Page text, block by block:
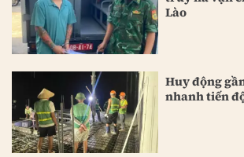
Lào
Huy động
nhanh tiến